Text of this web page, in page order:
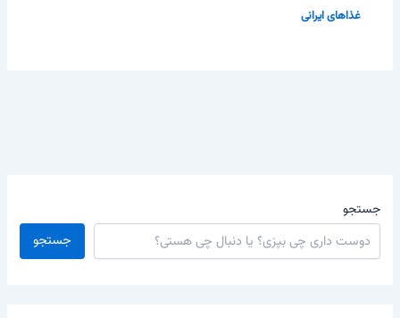
غذاهای ایرانی
جستجو
جستجو